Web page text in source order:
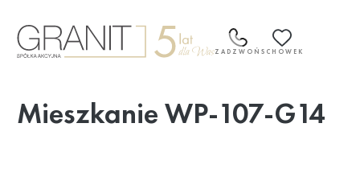
do
treści
ZADZWOŃ SCHOWEK
Mieszkanie WP-107-G14